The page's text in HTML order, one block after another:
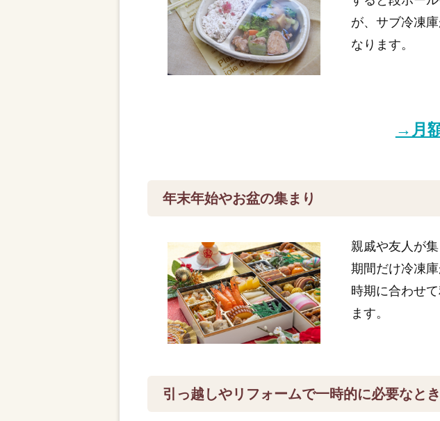
が、サブ冷凍
なります。
→月
年末年始やお盆の集まり
親戚や友人が
期間だけ冷凍
時期に合わせ
ます。
引っ越しやリフォームで一時的に必要なとき